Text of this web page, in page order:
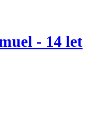
- 14 let